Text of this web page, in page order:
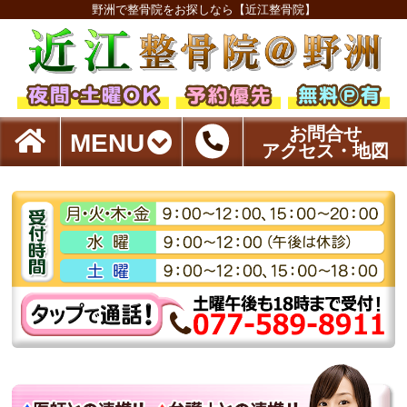
野洲で整骨院をお探しなら【近江整骨院】
MENU
お問合せ
アクセス・地図